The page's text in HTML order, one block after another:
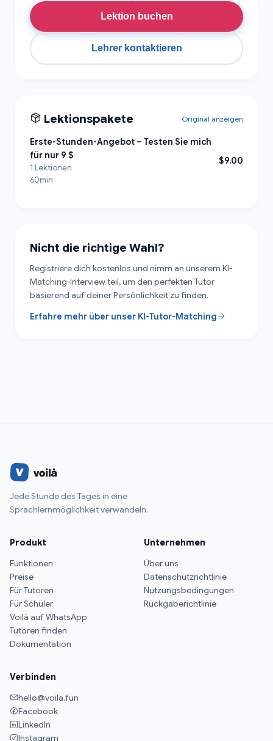
Lektion buchen
Lehrer kontaktieren
Lektionspakete Original anzeigen
Erste-Stunden-Angebot – Testen Sie mich
für nur 9 $
1 Lektionen
60min
$9.00
Nicht die richtige Wahl?
Registriere dich kostenlos und nimm an unserem KI-
Matching-Interview teil, um den perfekten Tutor
basierend auf deiner Persönlichkeit zu finden.
Erfahre mehr über unser KI-Tutor-Matching
Jede Stunde des Tages in eine
Sprachlernmöglichkeit verwandeln.
Produkt
Funktionen
Preise
Für Tutoren
Für Schüler
Voilà auf WhatsApp
Tutoren finden
Dokumentation
Unternehmen
Über uns
Datenschutzrichtlinie
Nutzungsbedingungen
Rückgaberichtlinie
Verbinden
hello@voila.fun
Facebook
LinkedIn
Instagram